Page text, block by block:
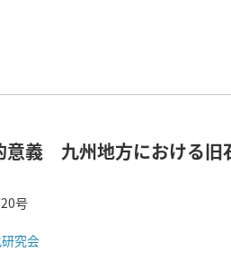
意義 九州地方における旧
号
究会